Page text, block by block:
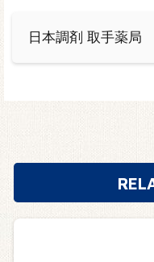
日本調剤 取手薬局